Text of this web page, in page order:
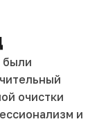
были
очистки
и